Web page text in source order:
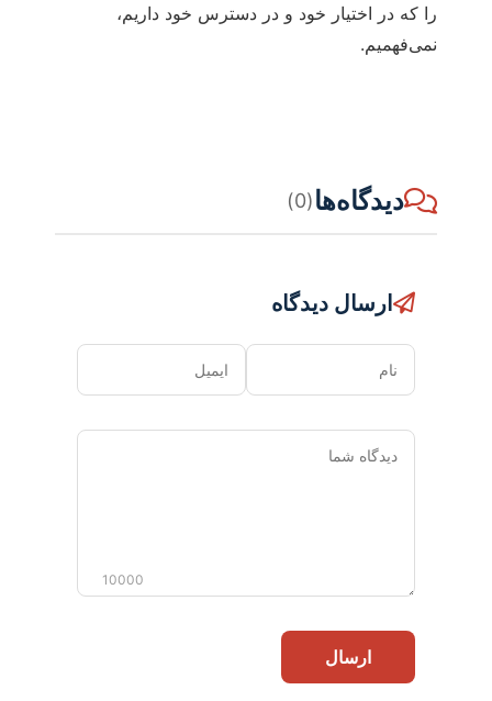
را که در اختیار خود و در دسترس خود داریم،
نمی‌‏فهمیم.
دیدگاه‌ها(0)
ارسال دیدگاه
نام ایمیل
دیدگاه
10000
ارسال